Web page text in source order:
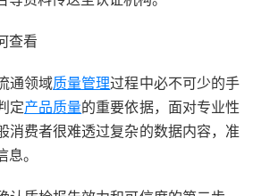
查看
通领域质量管理过程中必不可少的手
定产品质量的重要依据，面对专业性
消费者很难透过复杂的数据内容，准
。